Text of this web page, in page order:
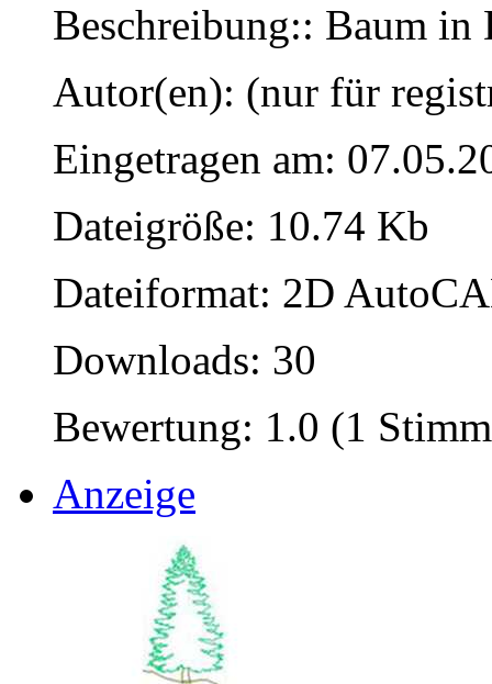
Beschreibung:: Baum in
Autor(en): (nur für
Eingetragen am:
Dateigröße: 10.74 Kb
Dateiformat: 2D
Downloads: 30
Bewertung: 1.0 (1
Anzeige